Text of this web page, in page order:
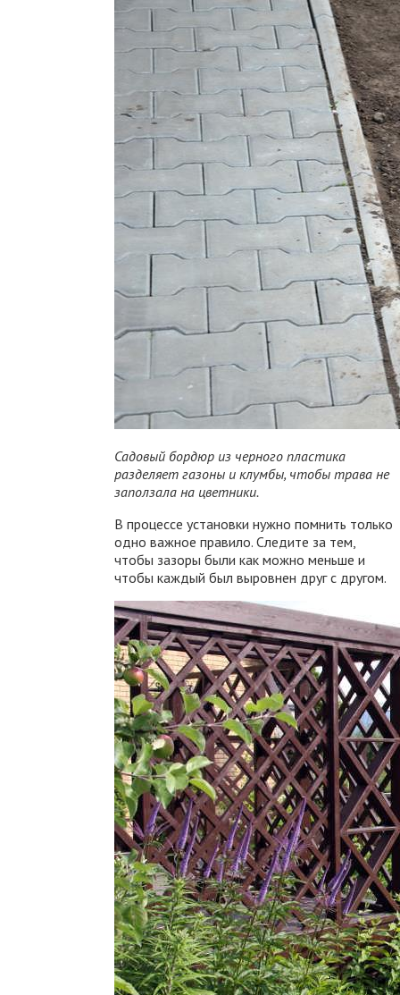
Садовый бордюр из черного пластика
разделяет газоны и клумбы, чтобы трава не
заползала на цветники.
В процессе установки нужно помнить только
одно важное правило. Следите за тем,
чтобы зазоры были как можно меньше и
чтобы каждый был выровнен друг с другом.